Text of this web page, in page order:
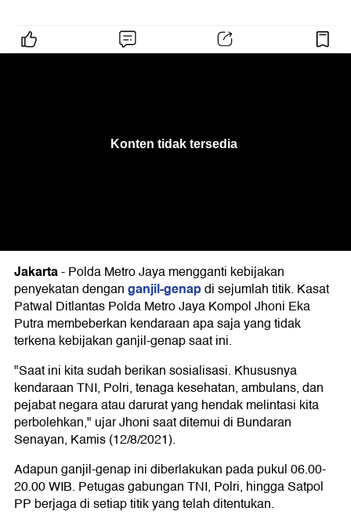
Jakarta-Polda Metro Jaya mengganti kebijakan
penyekatan denganganjil-genapdi sejumlah titik. Kasat
Patwal Ditlantas Polda Metro Jaya Kompol Jhoni Eka
Putra membeberkan kendaraan apa saja yang tidak
terkena kebijakan ganjil-genap saat ini.
"Saat ini kita sudah berikan sosialisasi. Khususnya
kendaraan TNI, Polri, tenaga kesehatan, ambulans, dan
pejabat negara atau darurat yang hendak melintasi kita
perbolehkan," ujar Jhoni saat ditemui di Bundaran
Senayan, Kamis (12/8/2021).
Adapun ganjil-genap ini diberlakukan pada pukul 06.00-
20.00 WIB. Petugas gabungan TNI, Polri, hingga Satpol
PP berjaga di setiap titik yang telah ditentukan.